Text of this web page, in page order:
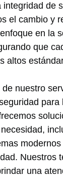
de
el cambio y
en la
que
altos
nuestro
para
Nuestros
una